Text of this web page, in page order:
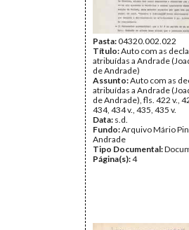
Pasta:04320.002.022
Título:Auto com as
atribuídas a Andrade
de Andrade)
Assunto:Auto com as
atribuídas a Andrade
de Andrade), fls. 422 v.,
434, 434 v., 435, 435 v.
Data: s.d.
Fundo:Arquivo Mário
Andrade
Tipo Documental:
Página(s):4